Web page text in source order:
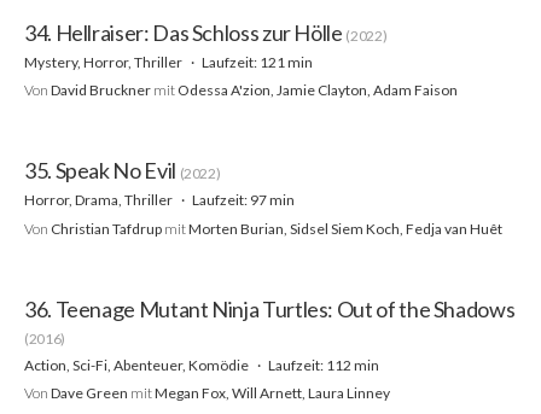
34. Hellraiser: Das Schloss zur Hölle (2022)
Mystery, Horror, Thriller
Laufzeit: 121 min
Von David Bruckner mit Odessa A'zion, Jamie Clayton, Adam Faison
35. Speak No Evil (2022)
Horror, Drama, Thriller
Laufzeit: 97 min
Von Christian Tafdrup mitMorten Burian, Sidsel Siem Koch, Fedja van Huêt
36. Teenage Mutant Ninja Turtles: Out of the Shadows
(2016)
Action, Sci-Fi, Abenteuer, Komödie
Laufzeit: 112 min
Von Dave Green mitMegan Fox, Will Arnett, Laura Linney